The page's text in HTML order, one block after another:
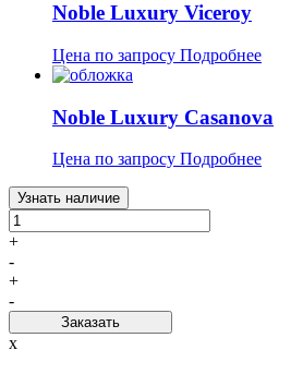
Noble Luxury Viceroy
Цена по запросу Подробнее
Noble Luxury Casanova
Цена по запросу Подробнее
Узнать наличие
+
-
+
-
Заказать
x